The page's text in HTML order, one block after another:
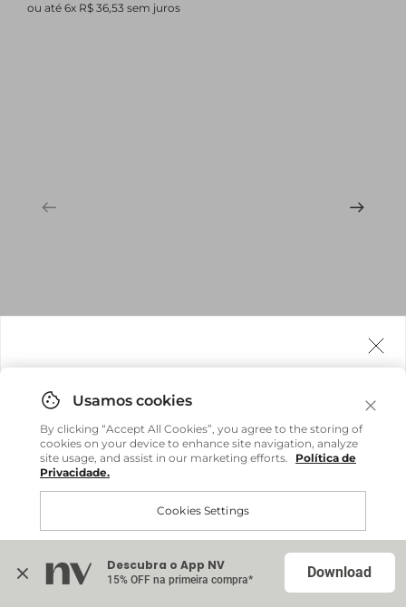
ou até 6x R$ 36,53 sem juros
em sua casa, não importa onde você estiver.
Comprar no site internacional
InternacionalDescubra o App NV
15% OFF na primeira compra* Download
By clicking “Accept All Cookies”, you agree to the storing of
cookies on your device to enhance site navigation, analyze
site usage, and assist in our marketing efforts.
Política de
Privacidade.
Cookies Settings
Accept All Cookies